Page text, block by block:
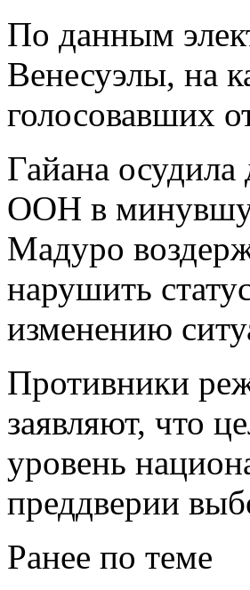
По данным
Венесуэлы, на
голосовавших
Гайана
ООН в
Мадуро
нарушить
изменению
Противники
заявляют, что
уровень
преддверии
Ранее по теме